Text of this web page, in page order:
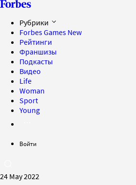
Рубрики
Forbes Games New
Рейтинги
Франшизы
Подкасты
Видео
Life
Woman
Sport
Young
Войти
24 May 2022